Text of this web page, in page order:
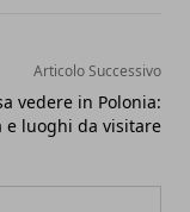
Articolo Successivo
vedere in Polonia:
e luoghi da visitare